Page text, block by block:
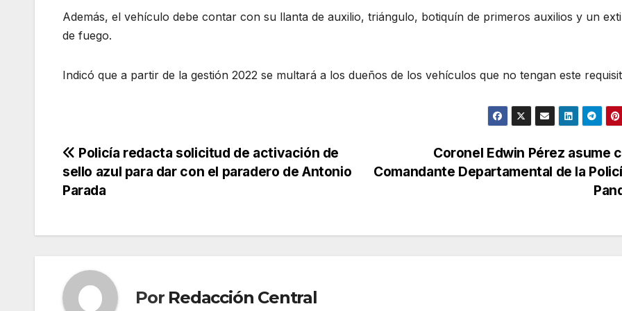
Además, el vehículo debe contar con su llanta de auxilio, triángulo, botiquín de primeros auxilios y un
de fuego.
Indicó que a partir de la gestión 2022 se multará a los dueños de los vehículos que no tengan este
Navegación
de
Coronel Edwin Pérez asume
Comandante Departamental de la
Policía redacta solicitud de activación de
sello azul para dar con el paradero de Antonio
Parada
Por Redacción Central